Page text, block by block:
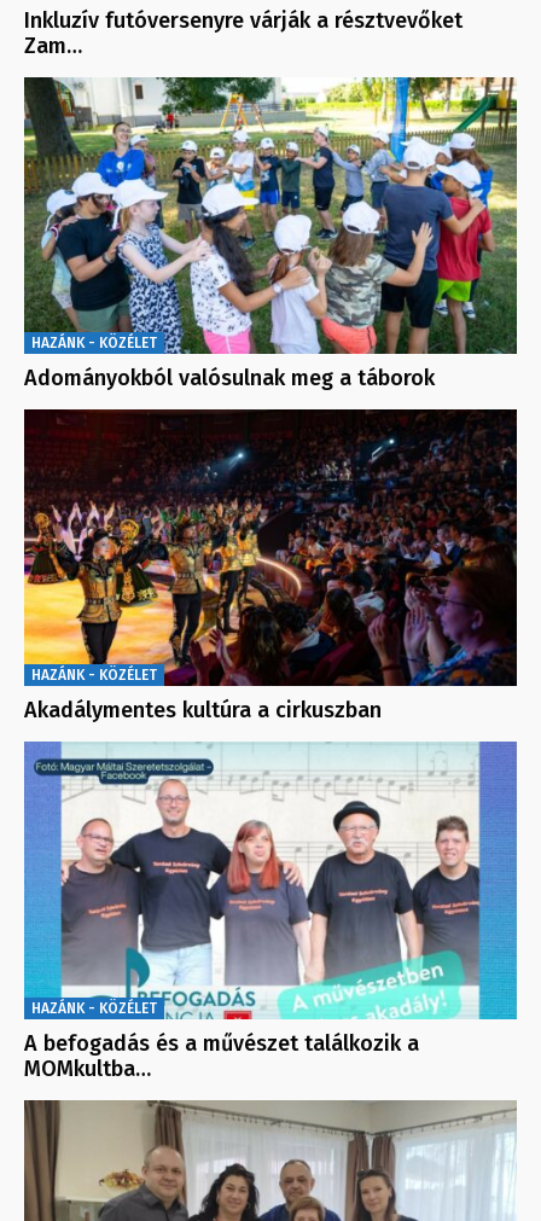
Inkluzív futóversenyre várják a résztvevőket
Zam…
HAZÁNK - KÖZÉLET
Adományokból valósulnak meg a táborok
HAZÁNK - KÖZÉLET
Akadálymentes kultúra a cirkuszban
HAZÁNK - KÖZÉLET
A befogadás és a művészet találkozik a
MOMkultba…